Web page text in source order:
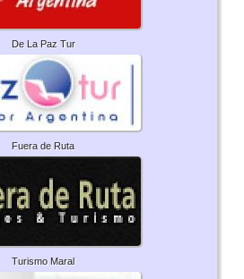
De La Paz Tur
Fuera de Ruta
Turismo Maral